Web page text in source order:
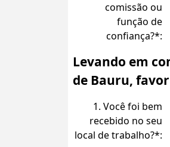
comissão ou
função de
confiança?*:
Levando em
de Bauru,
1. Você foi bem
recebido no seu
local de trabalho?*: